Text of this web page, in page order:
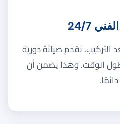
24/7
التركيب. نقدم صيانة دورية
الوقت. وهذا يضمن أن